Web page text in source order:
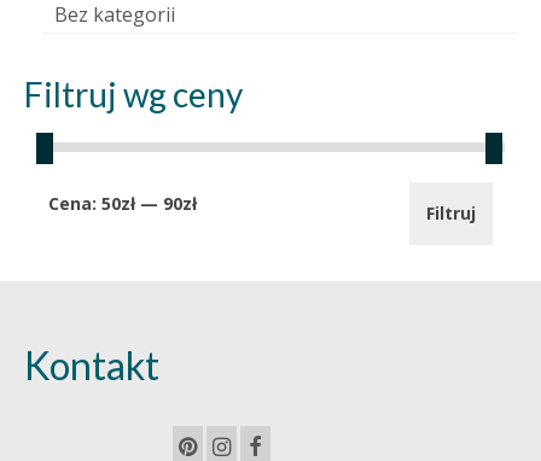
Bez kategorii
Filtruj wg ceny
Cena
Cena
Filtruj
Cena: 50zł— 90zł
Kontakt